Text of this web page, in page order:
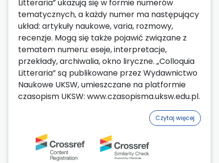
Litteraria” ukazują się w formie numerów
tematycznych, a każdy numer ma następujący
układ: artykuły naukowe, varia, rozmowy,
recenzje. Mogą się także pojawić związane z
tematem numeru: eseje, interpretacje,
przekłady, archiwalia, okno liryczne. „Colloquia
Litteraria” są publikowane przez Wydawnictwo
Naukowe UKSW, umieszczane na platformie
czasopism UKSW: www.czasopisma.uksw.edu.pl.
Czytaj więcej